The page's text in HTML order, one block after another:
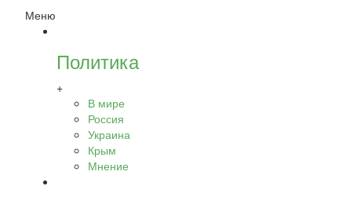
Меню
Политика
+
В мире
Россия
Украина
Крым
Мнение